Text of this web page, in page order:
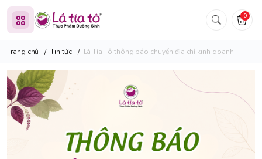
0
Trang chủ / Tin tức / Lá Tía Tô thông báo chuyển địa chỉ kinh doanh